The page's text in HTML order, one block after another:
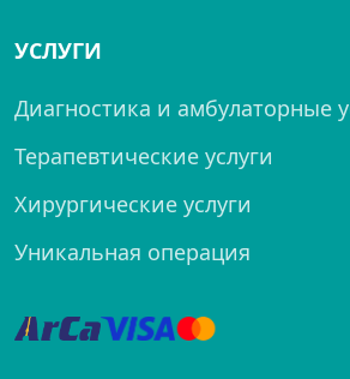
УСЛУГИ
Диагностика и амбулаторные
Терапевтические услуги
Хирургические услуги
Уникальная операция